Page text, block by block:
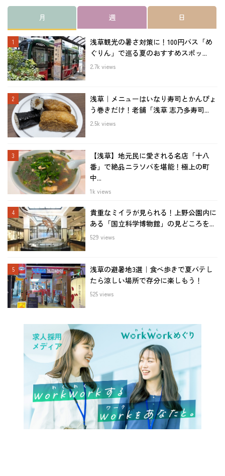
月 週 日
浅草観光の暑さ対策に！100円バス「め
ぐりん」で巡る夏のおすすめスポッ...
2.7k views
浅草｜メニューはいなり寿司とかんぴょ
う巻きだけ！老舗「浅草 志乃多寿司...
2.5k views
【浅草】地元民に愛される名店「十八
番」で絶品ニラソバを堪能！極上の町
中...
1k views
貴重なミイラが見られる！上野公園内に
ある「国立科学博物館」の見どころを...
529 views
浅草の避暑地3選｜食べ歩きで夏バテし
たら涼しい場所で存分に楽しもう！
525 views